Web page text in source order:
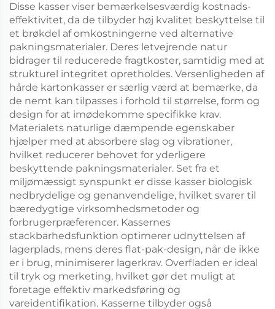
Disse kasser viser bemærkelsesværdig kostnads-
effektivitet, da de tilbyder høj kvalitet beskyttelse til
et brøkdel af omkostningerne ved alternative
pakningsmaterialer. Deres letvejrende natur
bidrager til reducerede fragtkoster, samtidig med at
strukturel integritet opretholdes. Versenligheden af
hårde kartonkasser er særlig værd at bemærke, da
de nemt kan tilpasses i forhold til størrelse, form og
design for at imødekomme specifikke krav.
Materialets naturlige dæmpende egenskaber
hjælper med at absorbere slag og vibrationer,
hvilket reducerer behovet for yderligere
beskyttende pakningsmaterialer. Set fra et
miljømæssigt synspunkt er disse kasser biologisk
nedbrydelige og genanvendelige, hvilket svarer til
bæredygtige virksomhedsmetoder og
forbrugerpræferencer. Kassernes
stackbarhedsfunktion optimerer udnyttelsen af
lagerplads, mens deres flat-pak-design, når de ikke
er i brug, minimiserer lagerkrav. Overfladen er ideal
til tryk og merketing, hvilket gør det muligt at
foretage effektiv markedsføring og
vareidentifikation. Kasserne tilbyder også